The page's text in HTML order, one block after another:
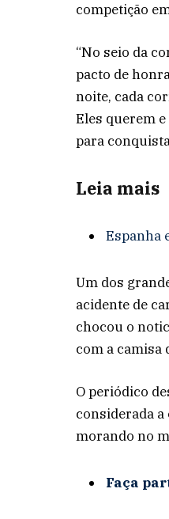
competição
“No seio da
pacto de
noite, cada
Eles querem
para
Leia mais
Espanha
Um dos
acidente de
chocou o
com a camisa
O periódico
considerada
morando no
Faça